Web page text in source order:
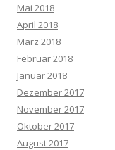
Mai 2018
April 2018
März 2018
Februar 2018
Januar 2018
Dezember 2017
November 2017
Oktober 2017
August 2017